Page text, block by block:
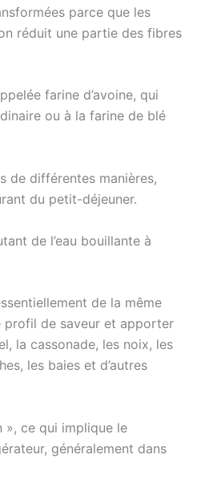
parce que les
réduit une partie des fibres
farine d’avoine, qui
ou à la farine de blé
de différentes manières,
du petit-déjeuner.
de l’eau bouillante à
de la même
profil de saveur et apporter
la cassonade, les noix, les
les baies et d’autres
», ce qui implique le
généralement dans